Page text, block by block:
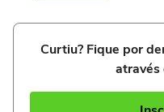
Curtiu? Fique por
através